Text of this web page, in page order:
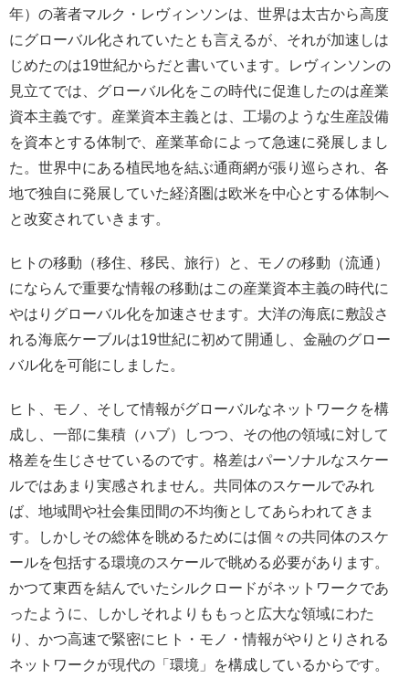
年）の著者マルク・レヴィンソンは、世界は太古から高度
にグローバル化されていたとも言えるが、それが加速しは
じめたのは19世紀からだと書いています。レヴィンソンの
見立てでは、グローバル化をこの時代に促進したのは産業
資本主義です。産業資本主義とは、工場のような生産設備
を資本とする体制で、産業革命によって急速に発展しまし
た。世界中にある植民地を結ぶ通商網が張り巡らされ、各
地で独自に発展していた経済圏は欧米を中心とする体制へ
と改変されていきます。
ヒトの移動（移住、移民、旅行）と、モノの移動（流通）
にならんで重要な情報の移動はこの産業資本主義の時代に
やはりグローバル化を加速させます。大洋の海底に敷設さ
れる海底ケーブルは19世紀に初めて開通し、金融のグロー
バル化を可能にしました。
ヒト、モノ、そして情報がグローバルなネットワークを構
成し、一部に集積（ハブ）しつつ、その他の領域に対して
格差を生じさせているのです。格差はパーソナルなスケー
ルではあまり実感されません。共同体のスケールでみれ
ば、地域間や社会集団間の不均衡としてあらわれてきま
す。しかしその総体を眺めるためには個々の共同体のスケ
ールを包括する環境のスケールで眺める必要があります。
かつて東西を結んでいたシルクロードがネットワークであ
ったように、しかしそれよりももっと広大な領域にわた
り、かつ高速で緊密にヒト・モノ・情報がやりとりされる
ネットワークが現代の「環境」を構成しているからです。